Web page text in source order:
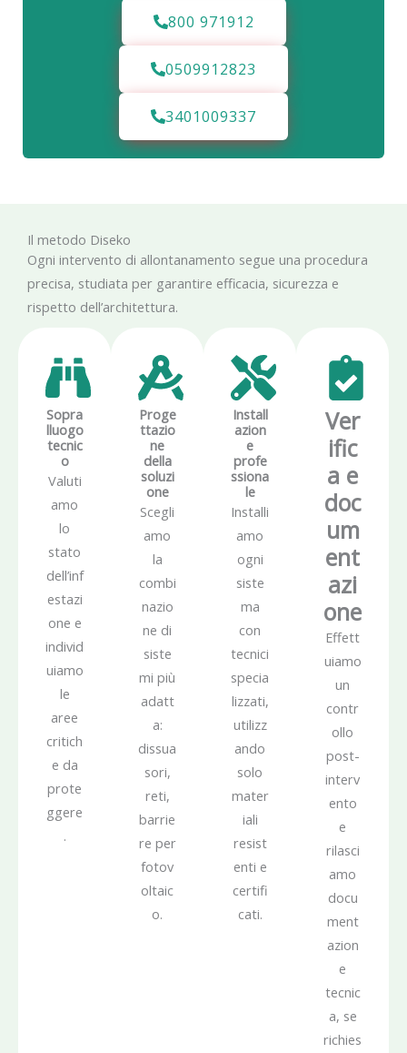
800 971912
0509912823
3401009337
Il metodo Diseko
Ogni intervento di allontanamento segue una procedura
precisa, studiata per garantire efficacia, sicurezza e
rispetto dell’architettura.
Sopra
lluogo
tecnic
o
Valuti
amo
lo
stato
dell’inf
estazi
one e
individ
uiamo
le
aree
critich
e da
prote
ggere
.
Proge
ttazio
ne
della
soluzi
one
Scegli
amo
la
combi
nazio
ne di
siste
mi più
adatt
a:
dissua
sori,
reti,
barrie
re per
fotov
oltaic
o.
Install
azion
e
profe
ssiona
le
Installi
amo
ogni
siste
ma
con
tecnici
specia
lizzati,
utilizz
ando
solo
mater
iali
resist
enti e
certifi
cati.
Ver
ific
a e
doc
um
ent
azi
one
Effett
uiamo
un
contr
ollo
post-
interv
ento
e
rilasci
amo
docu
ment
azion
e
tecnic
a, se
richies